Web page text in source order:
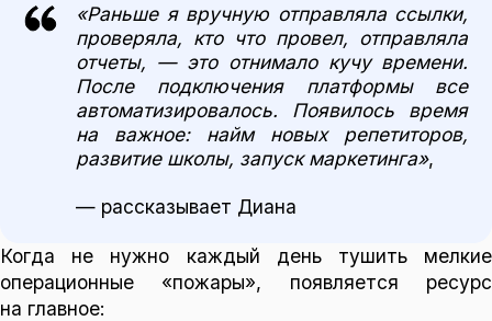
«Раньше я вручную отправляла ссылки,
проверяла, кто что провел, отправляла
отчеты, — это отнимало кучу времени.
После подключения платформы все
автоматизировалось. Появилось время
на важное: найм новых репетиторов,
развитие школы, запуск маркетинга»,
— рассказывает Диана
Когда не нужно каждый день тушить мелкие
операционные «пожары», появляется ресурс
на главное: